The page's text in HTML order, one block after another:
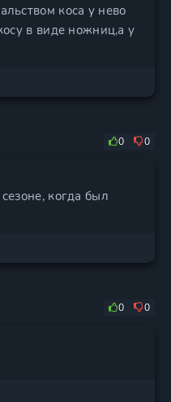
коса у нево
в виде ножниц,а у
0 0
когда был
0 0